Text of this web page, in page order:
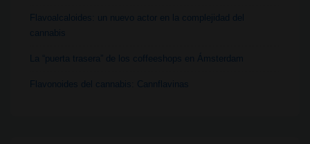
Flavoalcaloides: un nuevo actor en la complejidad del
cannabis
La “puerta trasera” de los coffeeshops en Ámsterdam
Flavonoides del cannabis: Cannflavinas